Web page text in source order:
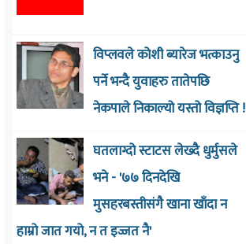
विप्लवले कोशी ब्यारेज भत्काउनु
पर्ने भन्दै युवाहरु तातेपछि
नेकपाले निकाल्यो यस्तो विज्ञप्ति !
घतलाग्दो स्टाटस लेख्दै धुर्मुसले
भने - '७७ दिनदेखि
मुसहरबस्तीसंगै खाना खाँदा न
हाम्रो जात गयो, न त इज्जत नै'